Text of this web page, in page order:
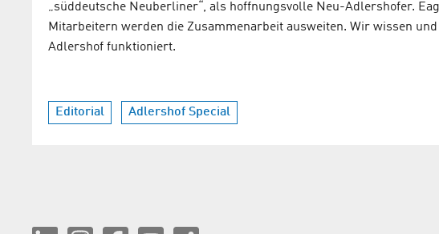
„süddeutsche Neuberliner“, als hoffnungsvolle Neu-Adlershofer.
Mitarbeitern werden die Zusammenarbeit ausweiten. Wir wissen
Adlershof funktioniert.
Editorial Adlershof Special